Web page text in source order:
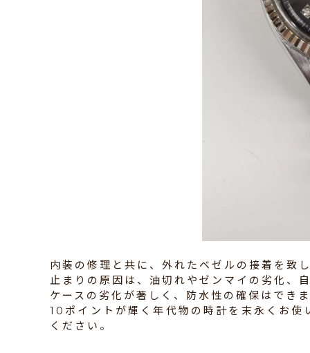
内装の修理と共に、外れたベゼルの接着を致
止まりの原因は、油切れやゼンマイの劣化、
ケースの劣化が著しく、防水性の確保はでき
10ポイントが輝く年代物の時計を末永くお
ください。